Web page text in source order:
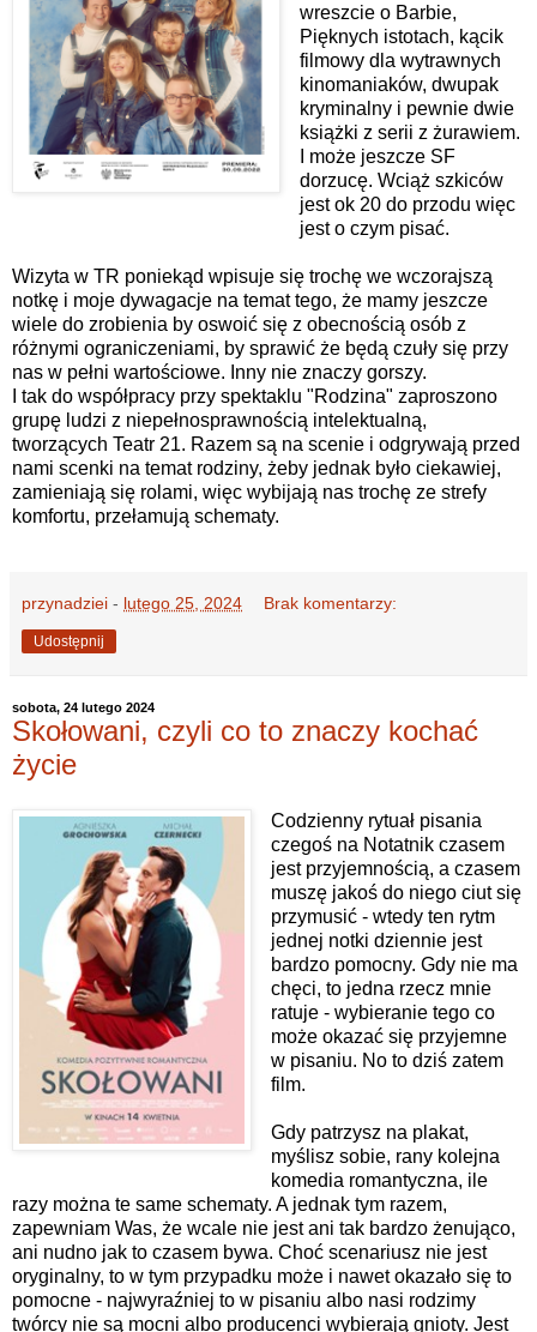
wreszcie o Barbie,
Pięknych istotach, kącik
filmowy dla wytrawnych
kinomaniaków, dwupak
kryminalny i pewnie dwie
książki z serii z żurawiem.
I może jeszcze SF
dorzucę. Wciąż szkiców
jest ok 20 do przodu więc
jest o czym pisać.
Wizyta w TR poniekąd wpisuje się trochę we wczorajszą
notkę i moje dywagacje na temat tego, że mamy jeszcze
wiele do zrobienia by oswoić się z obecnością osób z
różnymi ograniczeniami, by sprawić że będą czuły się przy
nas w pełni wartościowe. Inny nie znaczy gorszy.
I tak do współpracy przy spektaklu "Rodzina" zaproszono
grupę ludzi z niepełnosprawnością intelektualną,
tworzących Teatr 21. Razem są na scenie i odgrywają przed
nami scenki na temat rodziny, żeby jednak było ciekawiej,
zamieniają się rolami, więc wybijają nas trochę ze strefy
komfortu, przełamują schematy.
przynadziei - lutego 25, 2024 Brak komentarzy:
Udostępnij
sobota, 24 lutego 2024
Skołowani, czyli co to znaczy kochać
życie
Codzienny rytuał pisania
czegoś na Notatnik czasem
jest przyjemnością, a czasem
muszę jakoś do niego ciut się
przymusić - wtedy ten rytm
jednej notki dziennie jest
bardzo pomocny. Gdy nie ma
chęci, to jedna rzecz mnie
ratuje - wybieranie tego co
może okazać się przyjemne
w pisaniu. No to dziś zatem
film.
Gdy patrzysz na plakat,
myślisz sobie, rany kolejna
komedia romantyczna, ile
razy można te same schematy. A jednak tym razem,
zapewniam Was, że wcale nie jest ani tak bardzo żenująco,
ani nudno jak to czasem bywa. Choć scenariusz nie jest
oryginalny, to w tym przypadku może i nawet okazało się to
pomocne - najwyraźniej to w pisaniu albo nasi rodzimy
twórcy nie są mocni albo producenci wybierają gnioty. Jest